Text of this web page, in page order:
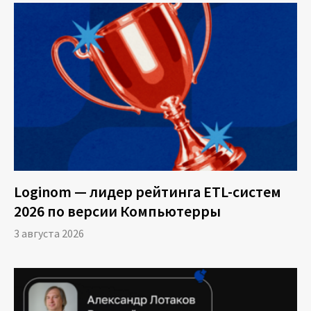
уникальное «слово процесса». Слово
уникально потому, что каждый конкретный
заемщик достигает определенных этапов в
процессе рассмотрения заявки. Например,
слово может состоять из одной буквы А —
это значит, что клиент отказался от услуг на
этапе обращения в банк.
В результате проведения Process Mining в
«Росбанк Дом» на основе анализа базы из 170
000 кредитных дел было выявлено 15 000
уникальных слов процесса. В данном случае,
процесса не позволяет оптимизировать его в
полной мере, упрощать либо отказываться от
промежуточных этапов.
Loginom — лидер рейтинга ETL-систем
2026 по версии Компьютерры
3 августа 2026